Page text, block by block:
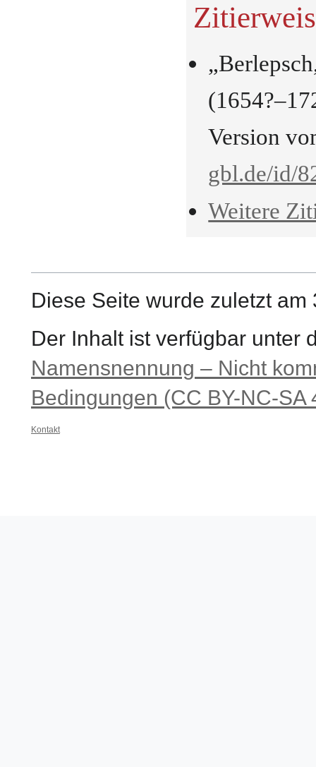
Version
gbl.de/id/
Weitere
Diese Seite wurde zuletzt
Der Inhalt ist verfügbar unter
Namensnennung – Nicht
Bedingungen (CC BY-NC-SA
Kontakt